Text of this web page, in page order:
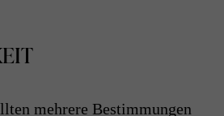
mehrere Bestimmungen